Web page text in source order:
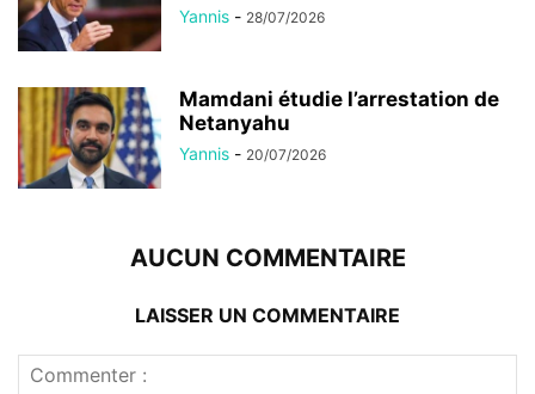
Yannis - 28/07/2026
Mamdani étudie l’arrestation de
Netanyahu
Yannis - 20/07/2026
AUCUN COMMENTAIRE
LAISSER UN COMMENTAIRE